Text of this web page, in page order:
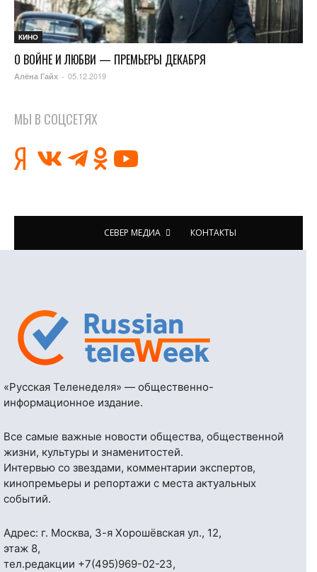
КИНО
О ВОЙНЕ И ЛЮБВИ — ПРЕМЬЕРЫ ДЕКАБРЯ
Алёна Гайх - 05.12.2019
МЫ В СОЦСЕТЯХ
СЕВЕР МЕДИА КОНТАКТЫ
«Русская Теленеделя» — общественно-
информационное издание.
Все самые важные новости общества, общественной
жизни, культуры и знаменитостей.
Интервью со звездами, комментарии экспертов,
кинопремьеры и репортажи с места актуальных
событий.
Адрес: г. Москва, 3-я Хорошёвская ул., 12,
этаж 8,
тел.редакции +7(495)969-02-23,